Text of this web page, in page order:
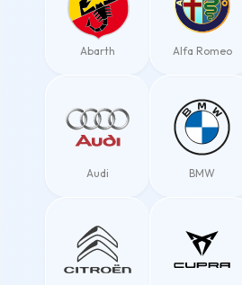
Abarth Alfa Romeo
Audi BMW